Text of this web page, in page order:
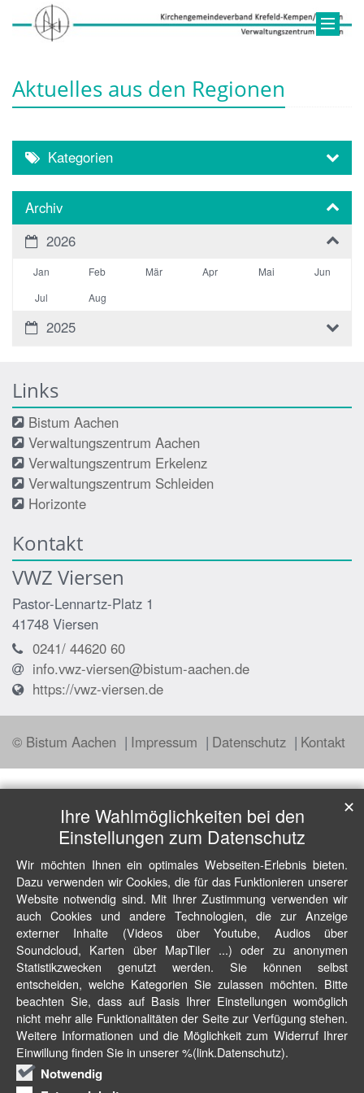
Aktuelles aus den Regionen
Kategorien
Archiv
2026
Jan Feb Mär Apr Mai
Jun
Jul
Aug
2025
Links
Bistum Aachen
Verwaltungszentrum Aachen
Verwaltungszentrum Erkelenz
Verwaltungszentrum Schleiden
Horizonte
Kontakt
VWZ Viersen
Pastor-Lennartz-Platz 1
41748 Viersen
0241/ 44620 60
info.vwz-viersen@bistum-aachen.de
https://vwz-viersen.de
© Bistum Aachen Impressum Datenschutz Kontakt
Ihre Wahlmöglichkeiten bei den
Einstellungen zum Datenschutz
Wir möchten Ihnen ein optimales Webseiten-Erlebnis bieten.
Dazu verwenden wir Cookies, die für das Funktionieren unserer
Website notwendig sind. Mit Ihrer Zustimmung verwenden wir
auch Cookies und andere Technologien, die zur Anzeige
externer Inhalte (Videos über Youtube, Audios über
Soundcloud, Karten über MapTiler ...) oder zu anonymen
Statistikzwecken genutzt werden. Sie können selbst
entscheiden, welche Kategorien Sie zulassen möchten. Bitte
beachten Sie, dass auf Basis Ihrer Einstellungen womöglich
nicht mehr alle Funktionalitäten der Seite zur Verfügung stehen.
Weitere Informationen und die Möglichkeit zum Widerruf Ihrer
Einwillung finden Sie in unserer %(link.Datenschutz).
Notwendig
✕